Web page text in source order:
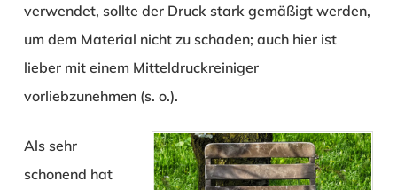
verwendet, sollte der Druck stark gemäßigt werden,
um dem Material nicht zu schaden; auch hier ist
lieber mit einem Mitteldruckreiniger
vorliebzunehmen (s. o.).
Als sehr
schonend hat